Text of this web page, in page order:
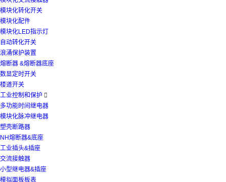
模块化转化开关
模块化配件
模块化LED指示灯
自动转化开关
浪涌保护装置
熔断器 &熔断器底座
数显定时开关
楼道开关
工业控制和保护 
多功能时间继电器
模块化脉冲继电器
塑壳断路器
NH熔断器&底座
工业插头&插座
交流接触器
小型继电器&插座
模拟面板板表